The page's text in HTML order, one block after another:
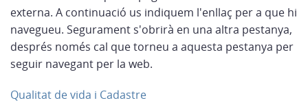
externa. A continuació us indiquem l'enllaç per a que hi
navegueu. Segurament s'obrirà en una altra pestanya,
després només cal que torneu a aquesta pestanya per
seguir navegant per la web.
Qualitat de vida i Cadastre